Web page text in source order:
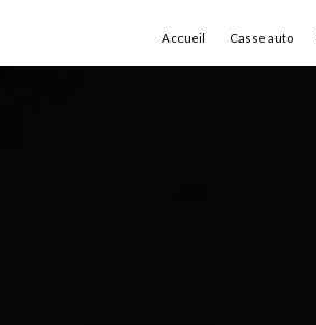
Accueil Casse auto